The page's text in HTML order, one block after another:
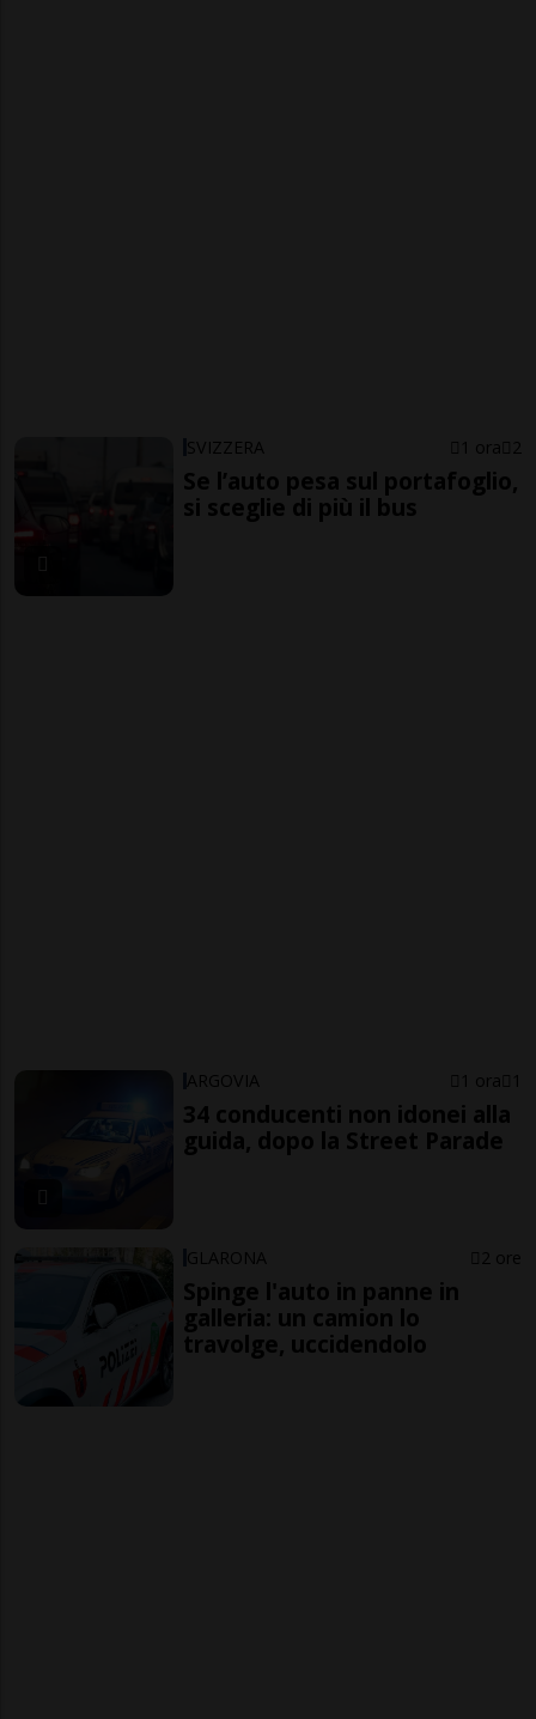
SVIZZERA 1 ora 2
Se l’auto pesa sul portafoglio,
si sceglie di più il bus
ARGOVIA 1 ora 1
34 conducenti non idonei alla
guida, dopo la Street Parade
GLARONA 2 ore
Spinge l'auto in panne in
galleria: un camion lo
travolge, uccidendolo